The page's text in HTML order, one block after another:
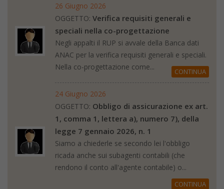
26 Giugno 2026
OGGETTO: Verifica requisiti generali e
speciali nella co-progettazione
Negli appalti il RUP si avvale della Banca dati
ANAC per la verifica requisiti generali e speciali.
Nella co-progettazione come...
CONTINUA
24 Giugno 2026
OGGETTO: Obbligo di assicurazione ex art.
1, comma 1, lettera a), numero 7), della
legge 7 gennaio 2026, n. 1
Siamo a chiederle se secondo lei l'obbligo
ricada anche sui subagenti contabili (che
rendono il conto all'agente contabile) o...
CONTINUA